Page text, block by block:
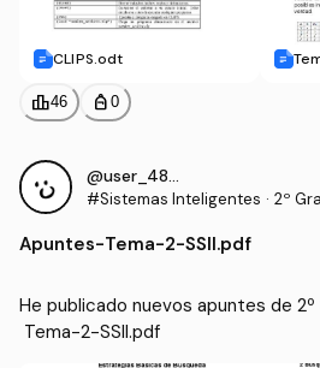
CLIPS.odt
leaderboard46 personal_bag 0
@user_4837713
#Sistemas Inteligentes · 2º
Apuntes-Tema-2-SSII.pdf
He publicado nuevos apuntes de
Tema-2-SSII.pdf